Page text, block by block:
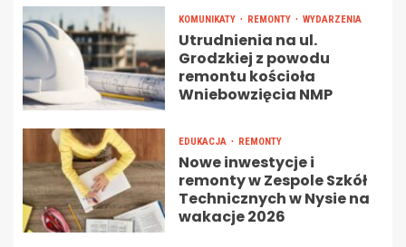
KOMUNIKATY REMONTY WYDARZENIA
Utrudnienia na ul.
Grodzkiej z powodu
remontu kościoła
Wniebowzięcia NMP
EDUKACJA REMONTY
Nowe inwestycje i
remonty w Zespole Szkół
Technicznych w Nysie na
wakacje 2026